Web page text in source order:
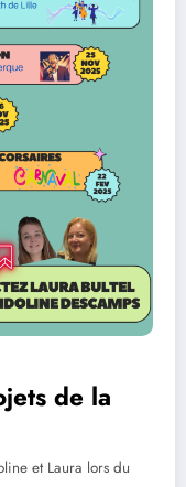
de la
et Laura lors du